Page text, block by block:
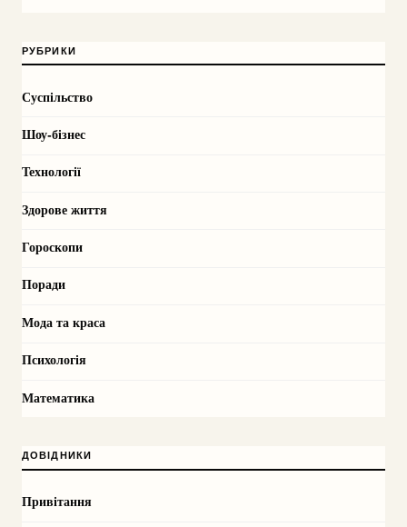
РУБРИКИ
Суспільство
Шоу-бізнес
Технології
Здорове життя
Гороскопи
Поради
Мода та краса
Психологія
Математика
ДОВІДНИКИ
Привітання